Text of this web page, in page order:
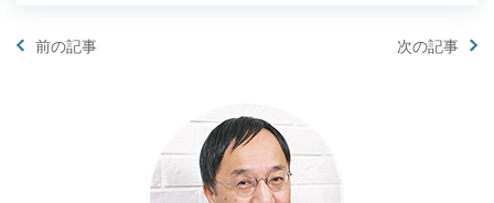
前の記事 次の記事